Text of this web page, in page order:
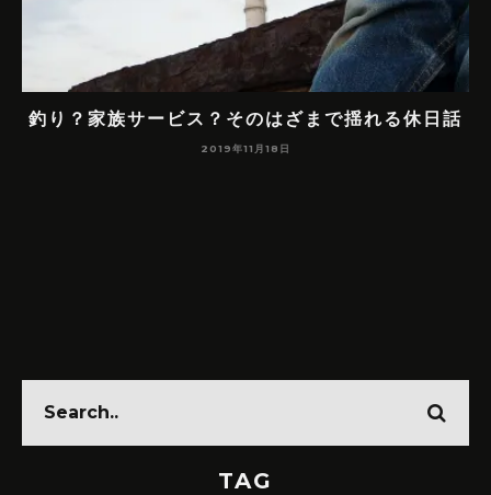
釣り？家族サービス？そのはざまで揺れる休日話
2019年11月18日
TAG